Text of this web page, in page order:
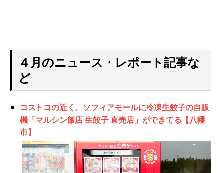
４月のニュース・レポート記事な
ど
コストコの近く、ソフィアモールに冷凍生餃子の自販
機「マルシン飯店 生餃子 直売店」ができてる【八幡
市】